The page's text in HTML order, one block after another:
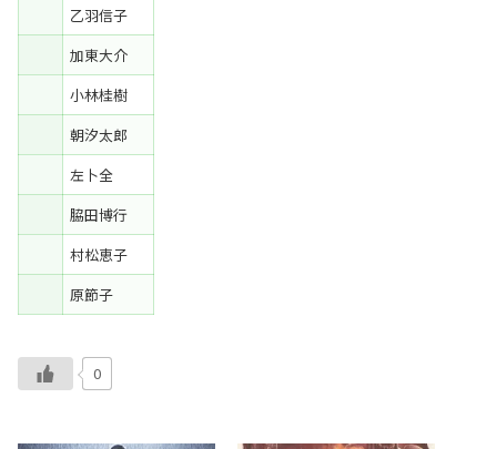
乙羽信子
加東大介
小林桂樹
朝汐太郎
左卜全
脇田博行
村松恵子
原節子
0